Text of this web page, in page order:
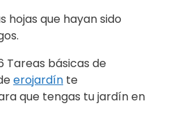
hojas que hayan sido
Tareas básicas de
erojardín te
que tengas tu jardín en